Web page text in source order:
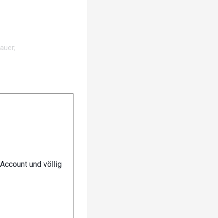
und völlig